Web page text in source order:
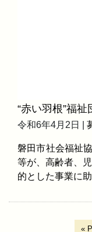
“赤い羽根”福
令和6年4月2日 |
磐田市社会福祉
等が、高齢者、
的とした事業に
«